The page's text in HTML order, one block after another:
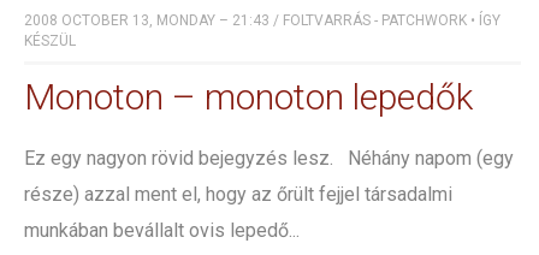
2008 OCTOBER 13, MONDAY – 21:43 / FOLTVARRÁS - PATCHWORK • ÍGY
KÉSZÜL
Monoton – monoton lepedők
Ez egy nagyon rövid bejegyzés lesz. Néhány napom (egy
része) azzal ment el, hogy az őrült fejjel társadalmi
munkában bevállalt ovis lepedő...